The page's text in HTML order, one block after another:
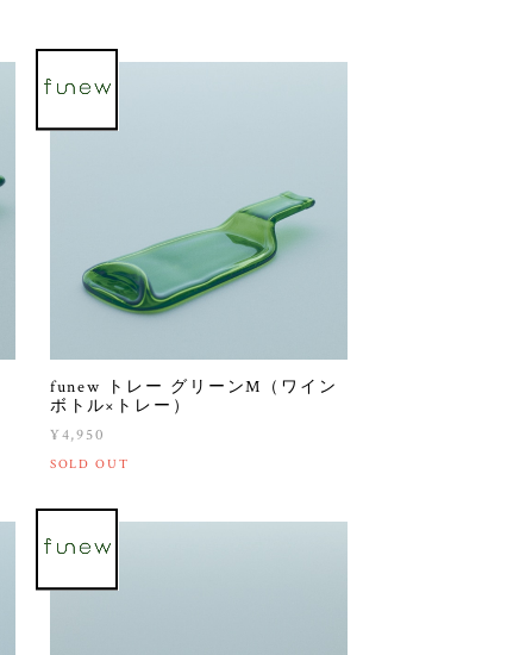
funew トレー グリーンM（ワイン
ボトル×トレー）
¥4,950
SOLD OUT